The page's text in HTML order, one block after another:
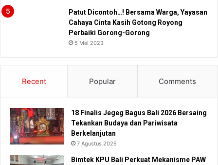
Patut Dicontoh…! Bersama Warga, Yayasan
Cahaya Cinta Kasih Gotong Royong
Perbaiki Gorong-Gorong
5 Mei 2023
Recent Popular Comments
18 Finalis Jegeg Bagus Bali 2026 Bersaing
Tekankan Budaya dan Pariwisata
Berkelanjutan
7 Agustus 2026
Bimtek KPU Bali Perkuat Mekanisme PAW